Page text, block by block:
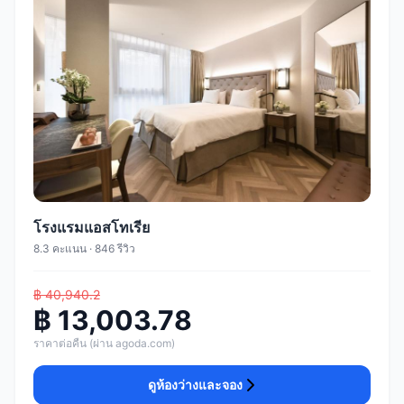
โรงแรมแอสโทเรีย
8.3 คะแนน · 846 รีวิว
฿ 40,940.2
฿ 13,003.78
ราคาต่อคืน (ผ่าน agoda.com)
ดูห้องว่างและจอง